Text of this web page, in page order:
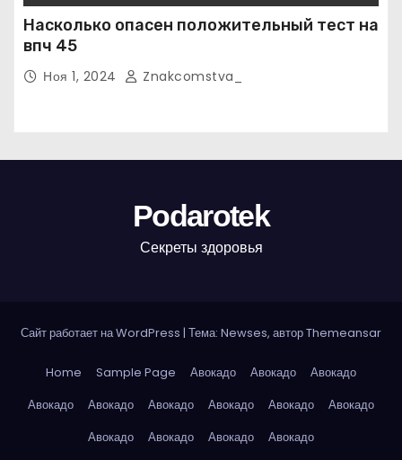
Насколько опасен положительный тест на
впч 45
Ноя 1, 2024 Znakcomstva_
Podarotek
Секреты здоровья
Сайт работает на WordPress | Тема: Newses, авторThemeansar
Home Sample Page Авокадо Авокадо
Авокадо
Авокадо
Авокадо Авокадо Авокадо Авокадо
Авокадо
Авокадо
Авокадо Авокадо
Авокадо